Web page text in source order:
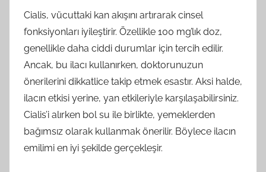
Cialis, vücuttaki kan akışını artırarak cinsel
fonksiyonları iyileştirir. Özellikle 100 mg’lık doz,
genellikle daha ciddi durumlar için tercih edilir.
Ancak, bu ilacı kullanırken, doktorunuzun
önerilerini dikkatlice takip etmek esastır. Aksi halde,
ilacın etkisi yerine, yan etkileriyle karşılaşabilirsiniz.
Cialis’i alırken bol su ile birlikte, yemeklerden
bağımsız olarak kullanmak önerilir. Böylece ilacın
emilimi en iyi şekilde gerçekleşir.